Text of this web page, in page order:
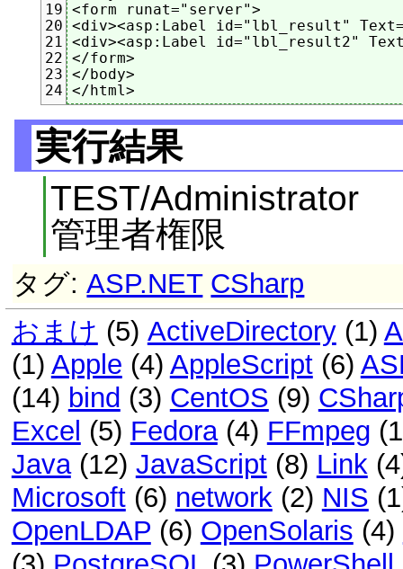
19
20
21
22
23
24
<form runat="server">
<div><asp:Label id="lbl_result"
<div><asp:Label id="lbl_result2"
</form>
</body>
実行結果
TEST/Administrator
管理者権限
タグ:ASP.NET CSharp
おまけ (5) ActiveDirectory(1)
(1) Apple (4) AppleScript(6)
(14) bind (3) CentOS (9)
Excel (5) Fedora(4) FFmpeg
Java(12) JavaScript(8) Link
Microsoft(6) network(2) NIS
OpenLDAP (6) OpenSolaris (4)